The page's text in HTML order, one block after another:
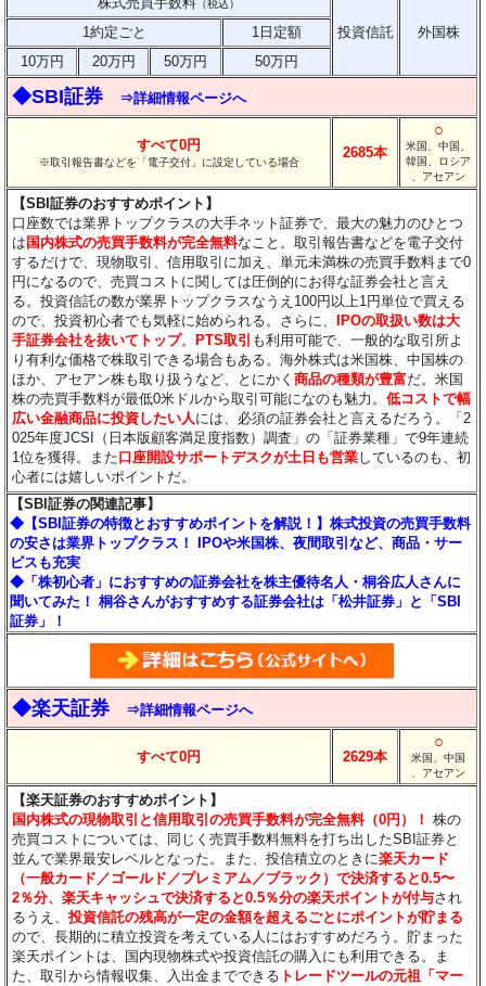
（税込）
投資信託 外国株
1約定ごと
1日定額
10万円
20万円 50万円 50万円
◆SBI証券 ⇒詳細情報ページへ
すべて0円
※取引報告書などを「電子交付」に設定している場合
2685本
○
米国、中国、
韓国、ロシア
、アセアン
【SBI証券のおすすめポイント】
口座数では業界トップクラスの大手ネット証券で、最大の魅力のひとつ
は 国内株式の売買手数料が完全無料なこと。取引報告書などを電子交付
するだけで、現物取引、信用取引に加え、単元未満株の売買手数料まで0
円になるので、売買コストに関しては圧倒的にお得な証券会社と言え
る。投資信託の数が業界トップクラスなうえ100円以上1円単位で買える
ので、投資初心者でも気軽に始められる。さらに、
IPOの取扱い数は大
手証券会社を抜いてトップ。 PTS取引 も利用可能で、一般的な取引所よ
り有利な価格で株取引できる場合もある。海外株式は米国株、中国株の
ほか、アセアン株も取り扱うなど、とにかく商品の種類が豊富だ。米国
株の売買手数料が最低0米ドルから取引可能になのも魅力。低コストで幅
広い金融商品に投資したい人には、必須の証券会社と言えるだろう。「2
025年度JCSI（日本版顧客満足度指数）調査」の「証券業種」で9年連続
1位を獲得。また口座開設サポートデスクが土日も営業しているのも、初
心者には嬉しいポイントだ。
【SBI証券の関連記事】
◆【SBI証券の特徴とおすすめポイントを解説！】株式投資の売買手数料
の安さは業界トップクラス！ IPOや米国株、夜間取引など、商品・サー
ビスも充実
◆「株初心者」におすすめの証券会社を株主優待名人・桐谷広人さんに
聞いてみた！ 桐谷さんがおすすめする証券会社は「松井証券」と「SBI
証券」！
◆楽天証券 ⇒詳細情報ページへ
すべて0円 2629本
○
米国、中国
、アセアン
【楽天証券のおすすめポイント】
国内株式の現物取引と信用取引の売買手数料が完全無料（0円）！ 株の
売買コストについては、同じく売買手数料無料を打ち出したSBI証券と
並んで業界最安レベルとなった。また、投信積立のときに楽天カード
（一般カード／ゴールド／プレミアム／ブラック）で決済すると0.5〜
2％分、楽天キャッシュで決済すると0.5％分の楽天ポイントが付与され
るうえ、投資信託の残高が一定の金額を超えるごとにポイントが貯まる
ので、長期的に積立投資を考えている人にはおすすめだろう。貯まった
楽天ポイントは、国内現物株式や投資信託の購入にも利用できる。ま
た、取引から情報収集、入出金までできる トレードツールの元祖「マー